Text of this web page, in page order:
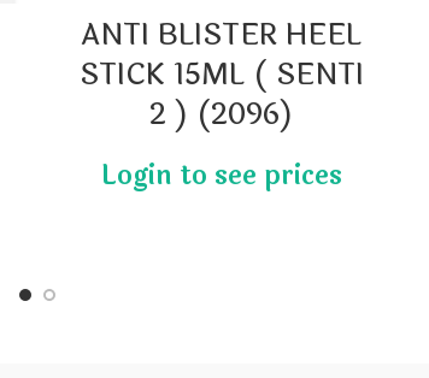
ANTI BLISTER HEEL
STICK 15ML ( SENTI
2 ) (2096)